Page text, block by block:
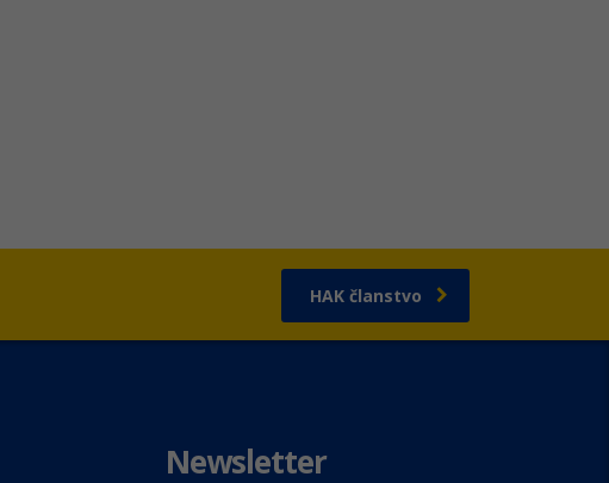
HAK članstvo
Newsletter